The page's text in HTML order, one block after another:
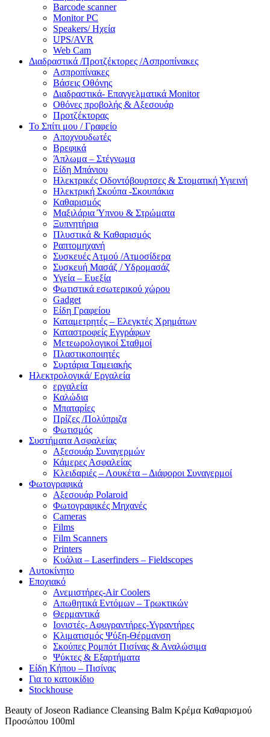
Barcode scanner
Monitor PC
Speakers/ Ηχεία
UPS/AVR
Web Cam
Διαδραστικά /Προτζέκτορες /Ασπροπίνακες
Ασπροπίνακες
Βάσεις Οθόνης
Διαδραστικά- Επαγγελματικά Monitor
Οθόνες προβολής & Αξεσουάρ
Προτζέκτορας
Το Σπίτι μου / Γραφείο
Αποχνουδωτές
Βρεφικά
Άπλωμα – Στέγνωμα
Είδη Μπάνιου
Ηλεκτρικές Οδοντόβουρτσες & Στοματική Υγιεινή
Ηλεκτρική Σκούπα -Σκουπάκια
Καθαρισμός
Μαξιλάρια Ύπνου & Στρώματα
Ξυπνητήρια
Πλυστικά & Καθαρισμός
Ραπτομηχανή
Συσκευές Ατμού /Ατμοσίδερα
Συσκευή Μασάζ / Υδρομασάζ
Υγεία – Ευεξία
Φωτιστικά εσωτερικού χώρου
Gadget
Είδη Γραφείου
Καταμετρητές – Ελεγκτές Χρημάτων
Καταστροφείς Εγγράφων
Μετεωρολογικοί Σταθμοί
Πλαστικοποιητές
Συρτάρια Ταμειακής
Ηλεκτρολογικά/ Εργαλεία
εργαλεία
Καλώδια
Μπαταρίες
Πρίζες /Πολύπριζα
Φωτισμός
Συστήματα Ασφαλείας
Αξεσουάρ Συναγερμών
Κάμερες Ασφαλείας
Κλειδαριές – Λουκέτα – Διάφοροι Συναγερμοί
Φωτογραφικά
Αξεσουάρ Polaroid
Φωτογραφικές Μηχανές
Cameras
Films
Film Scanners
Printers
Κυάλια – Laserfinders – Fieldscopes
Αυτοκίνητο
Εποχιακό
Ανεμιστήρες-Air Coolers
Απωθητικά Εντόμων – Τρωκτικών
Θερμαντικά
Ιονιστές- Αφυγραντήρες-Υγραντήρες
Κλιματισμός Ψύξη-Θέρμανση
Σκούπες Ρομπότ Πισίνας & Αναλώσιμα
Ψύκτες & Εξαρτήματα
Είδη Κήπου – Πισίνας
Για το κατοικίδιο
Stockhouse
Beauty of Joseon Radiance Cleansing Balm Κρέμα Καθαρισμού
Προσώπου 100ml